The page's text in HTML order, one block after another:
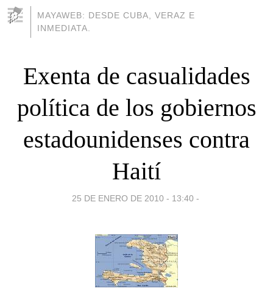
MAYAWEB: DESDE CUBA, VERAZ E
INMEDIATA.
Exenta de casualidades
política de los gobiernos
estadounidenses contra
Haití
25 DE ENERO DE 2010 - 13:40 -